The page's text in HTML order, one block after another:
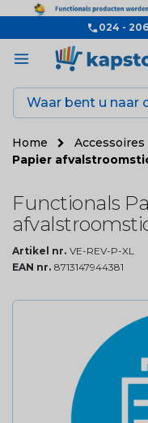
024 -
Home Accessoires
Papier
Functionals
Artikel nr. VE-REV-P-XL
EAN nr. 8713147944381